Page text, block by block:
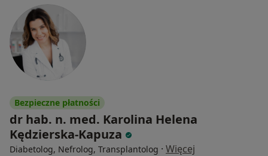
Bezpieczne płatności
dr hab. n. med. Karolina Helena
Kędzierska-Kapuza
Diabetolog, Nefrolog, Transplantolog · Więcej